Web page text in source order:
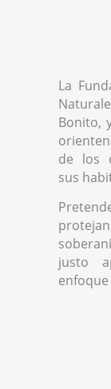
La
Bonito,
de los
sus
justo